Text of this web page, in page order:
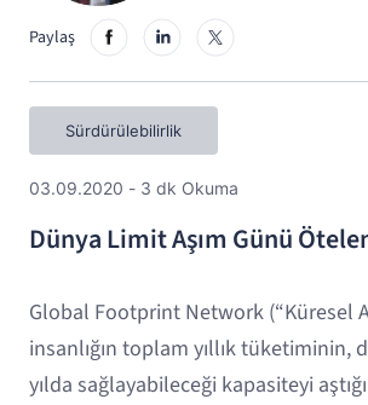
Paylaş
Sürdürülebilirlik
03.09.2020 - 3 dk Okuma
Dünya Limit Aşım Günü
Global Footprint Network (“Küresel
insanlığın toplam yıllık tüketiminin,
yılda sağlayabileceği kapasiteyi